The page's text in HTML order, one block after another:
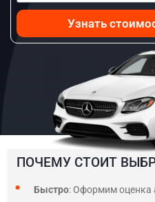
Узнать
ПОЧЕМУ СТОИТ
Быстро: Оформим оценка